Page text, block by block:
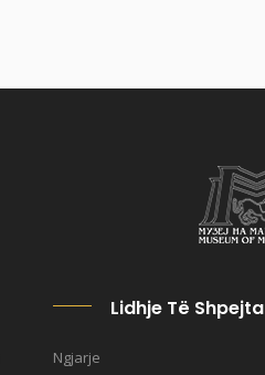
Lidhje Të Shpejta
Ngjarje